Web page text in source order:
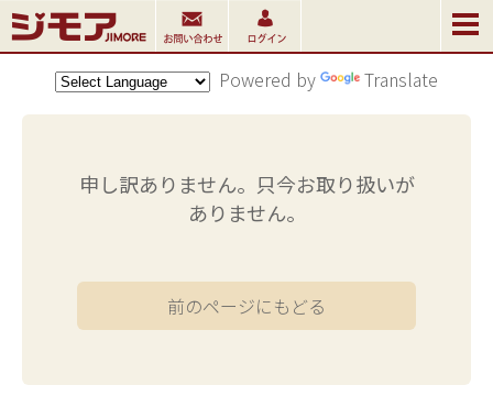
Powered by Translate
申し訳ありません。只今お取り扱いが
ありません。
前のページにもどる